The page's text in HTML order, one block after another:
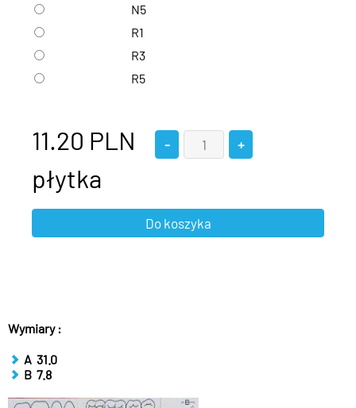
N5
R1
R3
R5
11.20 PLN
płytka
Wymiary :
A 31.0
B 7.8